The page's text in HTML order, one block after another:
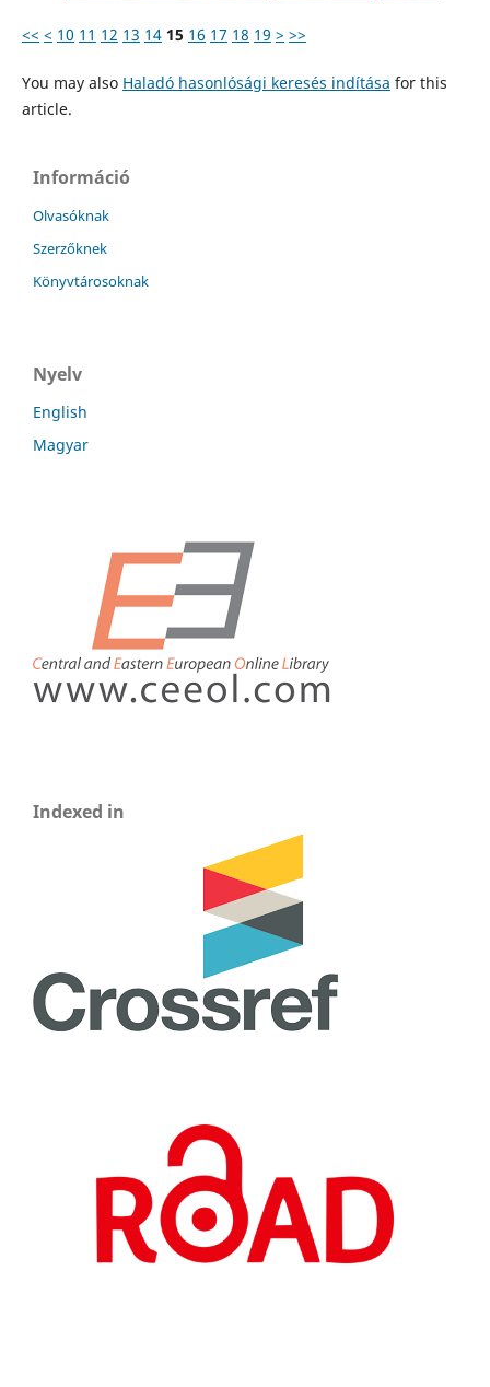
<< < 10 11 12 13 14 15 16 17 18 19 > >>
You may also Haladó hasonlósági keresés indítása for this
article.
Információ
Olvasóknak
Szerzőknek
Könyvtárosoknak
Nyelv
English
Magyar
Indexed in